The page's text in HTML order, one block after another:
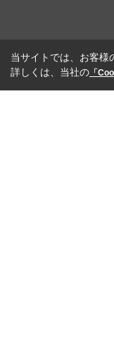
当サイトでは、お客様
詳しくは、当社の 「